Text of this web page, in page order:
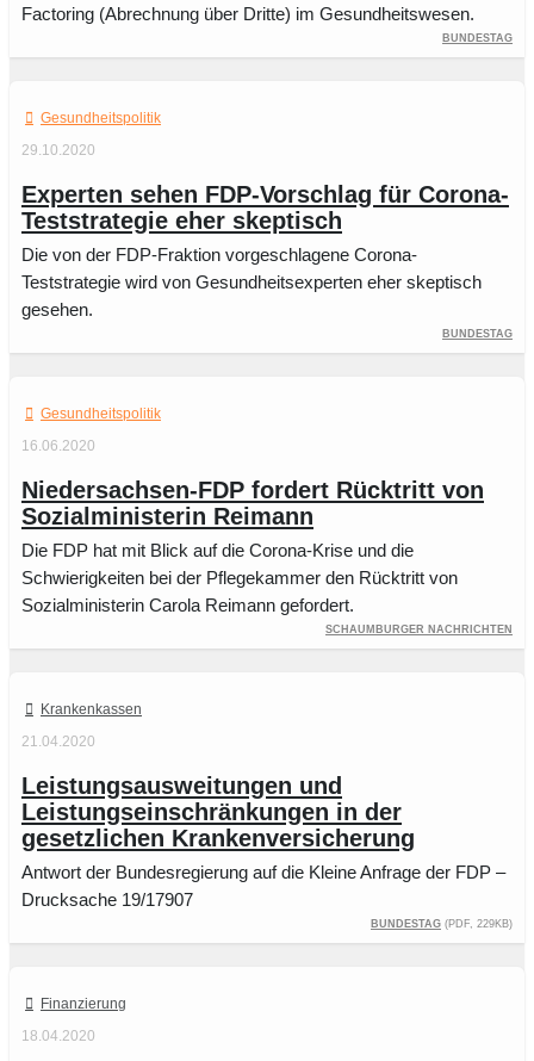
Factoring (Abrechnung über Dritte) im Gesundheitswesen.
Bundestag
Gesundheitspolitik
29.10.2020
Experten sehen FDP-Vorschlag für Corona-
Test­strategie eher skeptisch
Die von der FDP-Fraktion vorgeschlagene Corona-
Teststrategie wird von Gesundheitsexperten eher skeptisch
gesehen.
Bundestag
Gesundheitspolitik
16.06.2020
Niedersachsen-FDP fordert Rücktritt von
Sozialministerin Reimann
Die FDP hat mit Blick auf die Corona-Krise und die
Schwierigkeiten bei der Pflegekammer den Rücktritt von
Sozialministerin Carola Reimann gefordert.
Schaumburger Nachrichten
Krankenkassen
21.04.2020
Leistungsausweitungen und
Leistungseinschränkungen in der
gesetzlichen Krankenversicherung
Antwort der Bundesregierung auf die Kleine Anfrage der FDP –
Drucksache 19/17907
Bundestag (PDF, 229KB)
Finanzierung
18.04.2020